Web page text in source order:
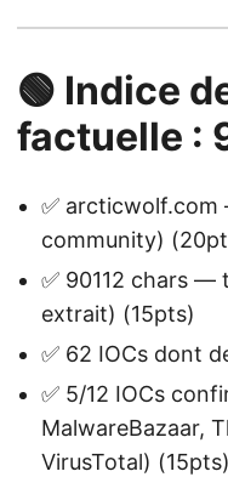
🟢 Indice
factuelle :
✅
community)
✅ 90112 chars
extrait) (15pts)
✅ 62 IOCs dont
✅ 5/12 IOCs
MalwareBazaar,
VirusTotal) (15pts)